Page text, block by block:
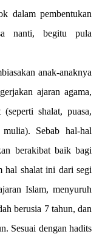
dalam pembentukan
nanti, begitu pula
anak-anaknya
ajaran agama,
shalat, puasa,
Sebab hal-hal
berakibat baik bagi
hal shalat ini dari segi
Islam, menyuruh
berusia 7 tahun, dan
Sesuai dengan hadits